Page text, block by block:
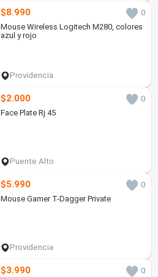
$8.990
0
Mouse Wireless Logitech M280, colores
azul y rojo
Providencia
$2.000
0
Face Plate Rj 45
Puente Alto
$5.990
0
Mouse Gamer T-Dagger Private
Providencia
$3.990
0